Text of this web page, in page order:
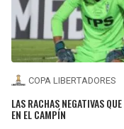
COPA LIBERTADORES
LAS RACHAS NEGATIVAS
EN EL CAMPÍN